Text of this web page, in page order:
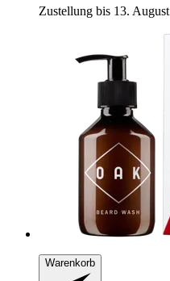
Zustellung bis 13. August
Warenkorb